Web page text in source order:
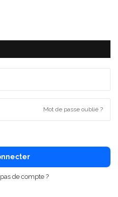
Mot de passe oublié ?
de compte ?